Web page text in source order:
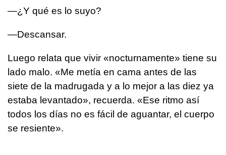
—¿Y qué es lo suyo?
—Descansar.
Luego relata que vivir «nocturnamente» tiene su
lado malo. «Me metía en cama antes de las
siete de la madrugada y a lo mejor a las diez ya
estaba levantado», recuerda. «Ese ritmo así
todos los días no es fácil de aguantar, el cuerpo
se resiente».